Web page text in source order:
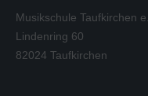
Musikschule Taufkirchen
Lindenring 60
82024 Taufkirchen